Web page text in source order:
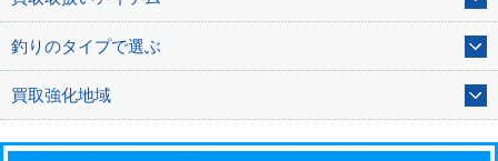
釣りのタイプで選ぶ
買取強化地域